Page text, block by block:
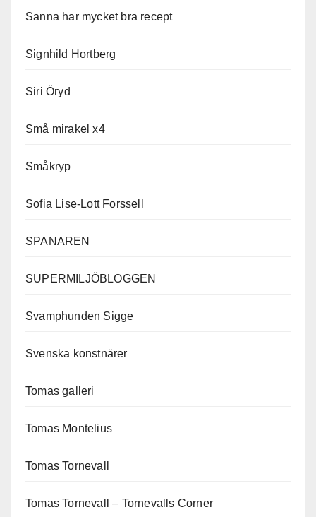
Sanna har mycket bra recept
Signhild Hortberg
Siri Öryd
Små mirakel x4
Småkryp
Sofia Lise-Lott Forssell
SPANAREN
SUPERMILJÖBLOGGEN
Svamphunden Sigge
Svenska konstnärer
Tomas galleri
Tomas Montelius
Tomas Tornevall
Tomas Tornevall – Tornevalls Corner